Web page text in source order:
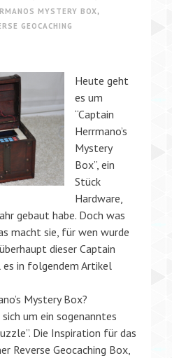
MYSTERY BOX,
GEOCACHING
Heute geht
es um
“Captain
Herrmano’s
Mystery
Box”, ein
Stück
Hardware,
gebaut habe. Doch was
macht sie, für wen wurde
dieser Captain
in folgendem Artikel
Mystery Box?
um ein sogenanntes
Die Inspiration für das
Reverse Geocaching Box,